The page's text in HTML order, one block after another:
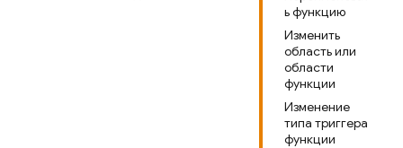
ь функцию
Изменить
область или
области
функции
Изменение
типа триггера
функции